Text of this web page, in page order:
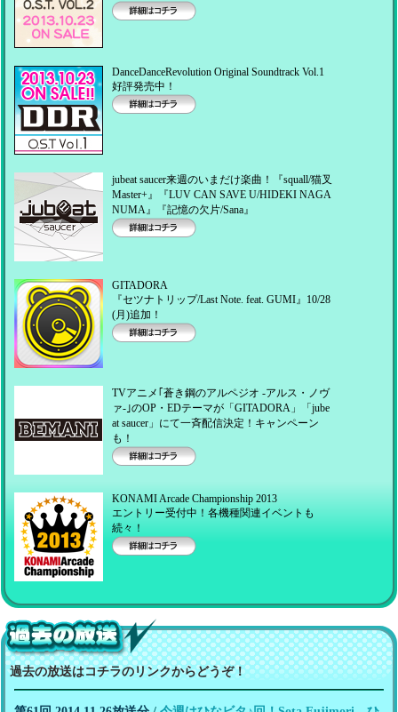
DanceDanceRevolution Original Soundtrack Vol.1
好評発売中！
jubeat saucer来週のいまだけ楽曲！『squall/猫叉
Master+』『LUV CAN SAVE U/HIDEKI NAGA
NUMA』『記憶の欠片/Sana』
GITADORA
『セツナトリップ/Last Note. feat. GUMI』10/28
(月)追加！
TVアニメ｢蒼き鋼のアルペジオ -アルス・ノヴ
ァ-｣のOP・EDテーマが「GITADORA」「jube
at saucer」にて一斉配信決定！キャンペーン
も！
KONAMI Arcade Championship 2013
エントリー受付中！各機種関連イベントも
続々！
過去の放送！
過去の放送はコチラのリンクからどうぞ！